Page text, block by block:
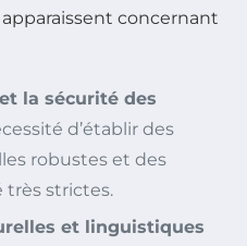
concernant
la sécurité des
d’établir des
robustes et des
très strictes.
et linguistiques